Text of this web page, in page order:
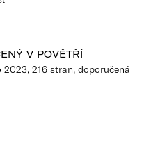
V POVĚTŘÍ
216 stran, doporučená